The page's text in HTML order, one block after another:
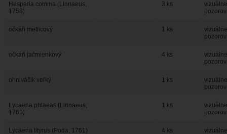
Hesperia comma (Linnaeus,
1758)
3 ks
vizuálne
očkáň metlicový 1 ks
vizuálne
očkáň jačmienkový 4 ks
vizuálne
ohniváčik veľký 1 ks
vizuálne
Lycaena phlaeas (Linnaeus,
1761)
1 ks
vizuálne
Lycaena tityrus (Poda, 1761) 4 ks
vizuálne